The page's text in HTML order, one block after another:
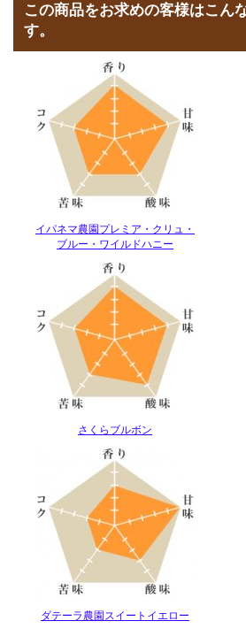
この商品をお求めの客様はこん
す。
イパネマ農園プレミア・クリュ・
ブルー・ワイルドハニー
さくらブルボン
ダテーラ農園スイートイエロー